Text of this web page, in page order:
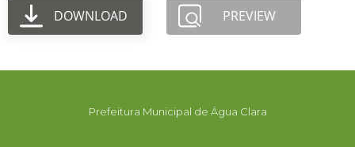
DOWNLOAD PREVIEW
Prefeitura Municipal de Água Clara